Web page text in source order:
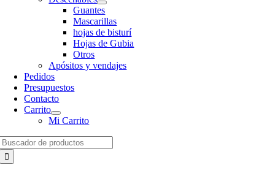
Guantes
Mascarillas
hojas de bisturí
Hojas de Gubia
Otros
Apósitos y vendajes
Pedidos
Presupuestos
Contacto
Carrito
Mi Carrito